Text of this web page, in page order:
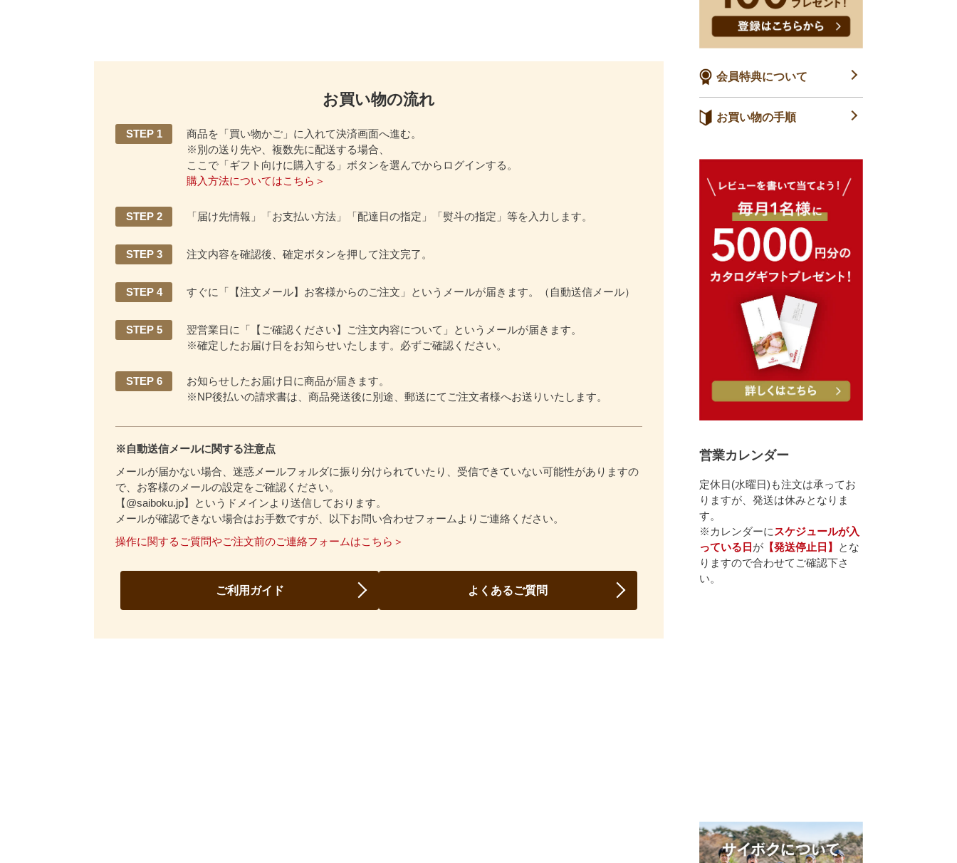
会員特典について
お買い物の手順
営業カレンダー
定休日(水曜日)も注文は承ってお
りますが、発送は休みとなりま
す。
※カレンダーに スケジュールが入
っている日 が 【発送停止日】
とな
りますので合わせてご確認下さ
い。
お買い物の流れ
STEP 1
商品を「買い物かご」に入れて決済画面へ進む。
※別の送り先や、複数先に配送する場合、
ここで「ギフト向けに購入する」ボタンを選んでからログインする。
購入方法についてはこちら＞
STEP 2 「届け先情報」「お支払い方法」「配達日の指定」「熨斗の指定」等を入力します。
STEP 3 注文内容を確認後、確定ボタンを押して注文完了。
STEP 4 すぐに「【注文メール】お客様からのご注文」というメールが届きます。（自動送信メール）
STEP 5
翌営業日に「【ご確認ください】ご注文内容について」というメールが届きます。
※確定したお届け日をお知らせいたします。必ずご確認ください。
STEP 6
お知らせしたお届け日に商品が届きます。
※NP後払いの請求書は、商品発送後に別途、郵送にてご注文者様へお送りいたします。
※自動送信メールに関する注意点
メールが届かない場合、迷惑メールフォルダに振り分けられていたり、受信できていない可能性がありますの
で、お客様のメールの設定をご確認ください。
【@saiboku.jp】というドメインより送信しております。
メールが確認できない場合はお手数ですが、以下お問い合わせフォームよりご連絡ください。
操作に関するご質問やご注文前のご連絡フォームはこちら＞
ご利用ガイド よくあるご質問